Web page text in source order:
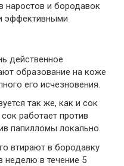
наростов и бородавок
эффективными
действенное
образование на коже
его исчезновения.
так же, как и сок
работает против
папилломы локально.
втирают в бородавку
в течение 5